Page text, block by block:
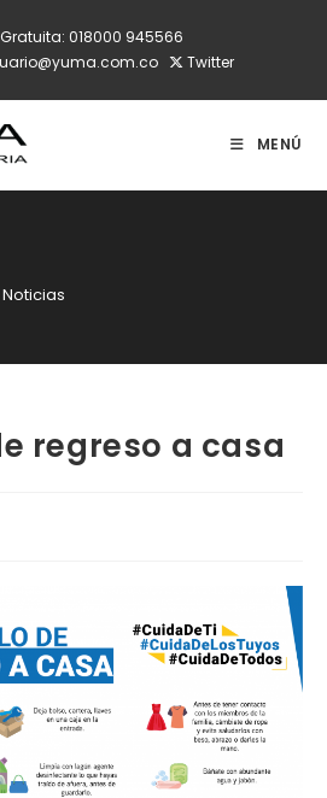
018000 945566
Twitter
MENÚ
Noticias
regreso a casa